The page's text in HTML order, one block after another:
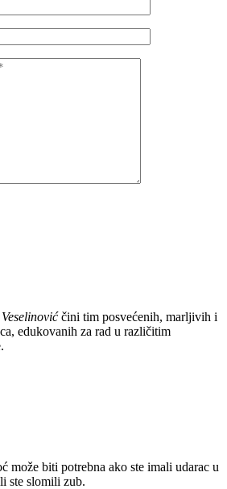
čini tim posvećenih, marljivih i
edukovanih za rad u različitim
može biti potrebna ako ste imali udarac u
ste slomili zub.